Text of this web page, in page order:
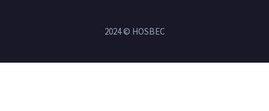
2024 © HOSBEC